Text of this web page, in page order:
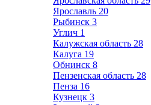
Ярославль 20
Рыбинск 3
Углич 1
Калужская область 28
Калуга 19
Обнинск 8
Пензенская область 28
Пенза 16
Кузнецк 3